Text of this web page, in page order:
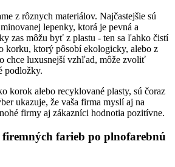
z rôznych materiálov. Najčastejšie sú
lepenky, ktorá je pevná a
zas môžu byť z plastu - ten sa ľahko čistí
korku, ktorý pôsobí ekologicky, alebo z
chce luxusnejší vzhľad, môže zvoliť
podložky.
korok alebo recyklované plasty, sú čoraz
ukazuje, že vaša firma myslí aj na
firmy aj zákazníci hodnotia pozitívne.
farieb po plnofarebnú